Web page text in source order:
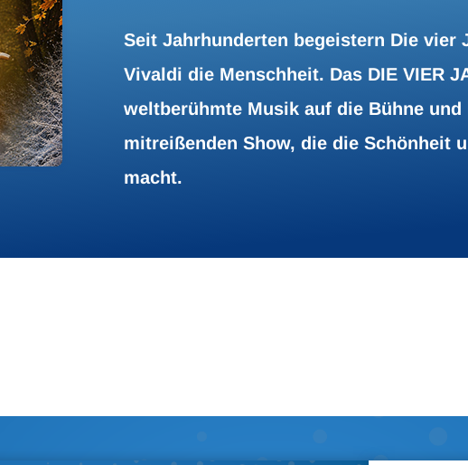
Seit Jahrhunderten begeistern Die vier
Vivaldi die Menschheit. Das DIE VIER
weltberühmte Musik auf die Bühne
mitreißenden Show, die die Schönheit
macht.